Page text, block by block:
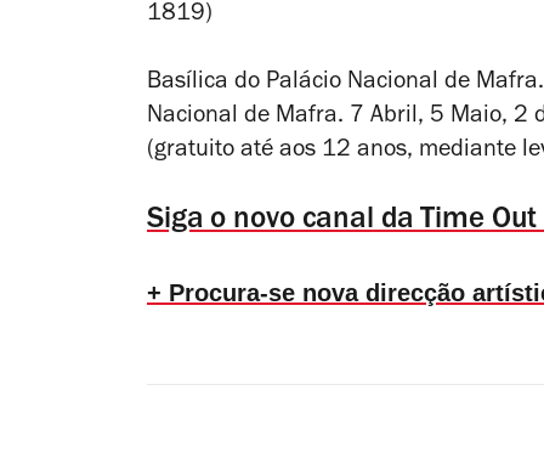
1819)
Basílica do Palácio Nacional de
Nacional de Mafra. 7 Abril, 5 Maio, 2
(gratuito até aos 12 anos, mediante
Siga o novo canal da Time
+ Procura-se nova direcção